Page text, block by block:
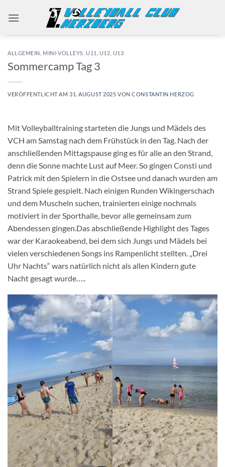
Inhalt
ALLGEMEIN MINI-VOLLEYS U11 U12 U13
Sommercamp Tag 3
VERÖFFENTLICHT AM 31. AUGUST 2025 VONCONSTANTIN HERZOG
Mit Volleyballtraining starteten die Jungs und Mädels des
VCH am Samstag nach dem Frühstück in den Tag. Nach der
anschließenden Mittagspause ging es für alle an den Strand,
denn die Sonne machte Lust auf Meer. So gingen Consti und
Patrick mit den Spielern in die Ostsee und danach wurden am
Strand Spiele gespielt. Nach einigen Runden Wikingerschach
und dem Muscheln suchen, trainierten einige nochmals
motiviert in der Sporthalle, bevor alle gemeinsam zum
Abendessen gingen.Das abschließende Highlight des Tages
war der Karaokeabend, bei dem sich Jungs und Mädels bei
vielen verschiedenen Songs ins Rampenlicht stellten. „Drei
Uhr Nachts“ wars natürlich nicht als allen Kindern gute
Nacht gesagt wurde…..